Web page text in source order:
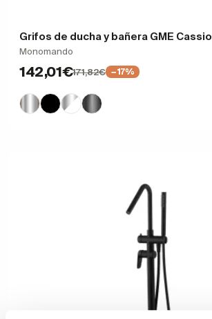
Grifos de ducha y bañera GME Cassio
Monomando
142,01€171,82€ −17%